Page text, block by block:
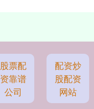
股票配
资靠谱
公司
配资炒
股配资
网站